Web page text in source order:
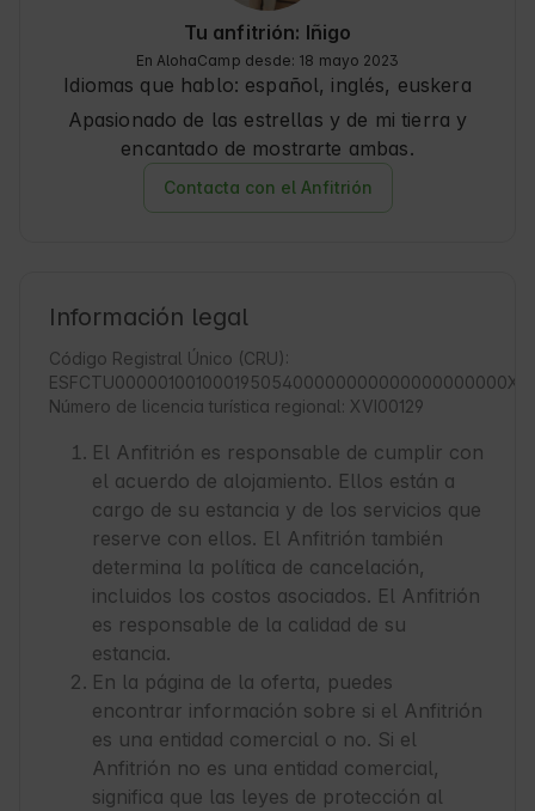
Tu anfitrión: Iñigo
En AlohaCamp desde: 18 mayo 2023
Idiomas que hablo: español, inglés, euskera
Apasionado de las estrellas y de mi tierra y
encantado de mostrarte ambas.
Contacta con el Anfitrión
Información legal
Código Registral Único (CRU):
Número de licencia turística regional: XVI00129
El Anfitrión es responsable de cumplir con
el acuerdo de alojamiento. Ellos están a
cargo de su estancia y de los servicios que
reserve con ellos. El Anfitrión también
determina la política de cancelación,
incluidos los costos asociados. El Anfitrión
es responsable de la calidad de su
estancia.
En la página de la oferta, puedes
encontrar información sobre si el Anfitrión
es una entidad comercial o no. Si el
Anfitrión no es una entidad comercial,
significa que las leyes de protección al